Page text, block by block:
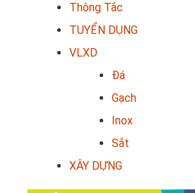
Thông Tắc
TUYỂN DỤNG
VLXD
Đá
Gạch
Inox
Sắt
XÂY DỰNG